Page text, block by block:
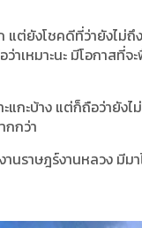
ต่ยังโชคดีที่ว่ายังไม่
าเหมาะนะ มีโอกาสที่
ะแกะบ้าง แต่ก็ถือว่ายั
กกว่า
ราษฎร์งานหลวง มีม